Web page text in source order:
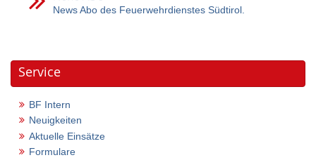
News Abo des Feuerwehrdienstes Südtirol.
Service
BF Intern
Neuigkeiten
Aktuelle Einsätze
Formulare